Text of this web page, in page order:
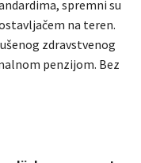
spremni su
na teren.
zdravstvenog
penzijom. Bez